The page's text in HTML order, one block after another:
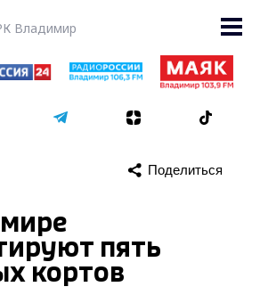
Владимир
Поделиться
пять
кортов